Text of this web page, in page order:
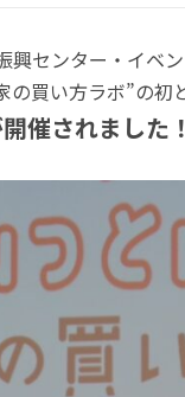
興センター・イベ
買い方ラボ”の初
催されました！